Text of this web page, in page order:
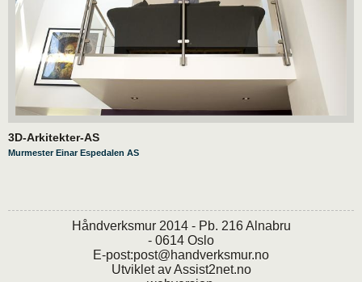
3D-Arkitekter-AS
Murmester Einar Espedalen AS
Håndverksmur 2014 - Pb. 216 Alnabru
- 0614 Oslo
E-post:post@handverksmur.no
Utviklet avAssist2net.no